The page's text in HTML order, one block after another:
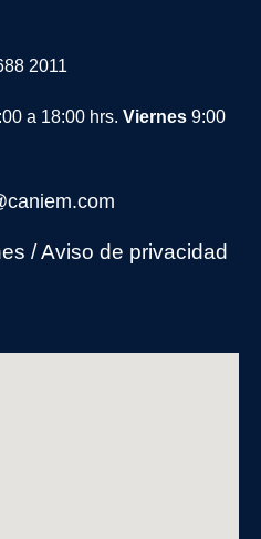
2011
a 18:00 hrs. Viernes 9:00
/Aviso de privacidad